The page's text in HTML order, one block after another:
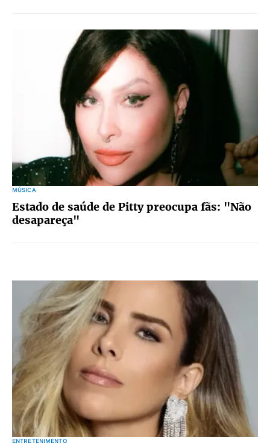
MÚSICA
Estado de saúde de Pitty preocupa fãs: "Não
desapareça"
ENTRETENIMENTO